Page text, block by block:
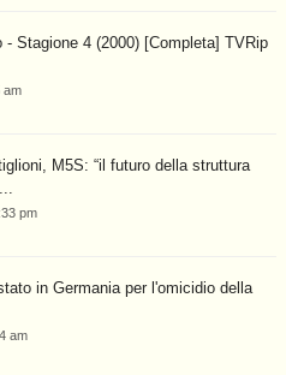
- Stagione 4 (2000) [Completa] TVRip
am
M5S: “il futuro della struttura
pm
in Germania per l'omicidio della
am